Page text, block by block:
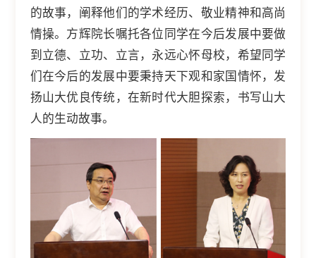
的故事，阐释他们的学术经历、敬业精神和高尚
情操。方辉院长嘱托各位同学在今后发展中要做
到立德、立功、立言，永远心怀母校，希望同学
们在今后的发展中要秉持天下观和家国情怀，发
扬山大优良传统，在新时代大胆探索，书写山大
人的生动故事。